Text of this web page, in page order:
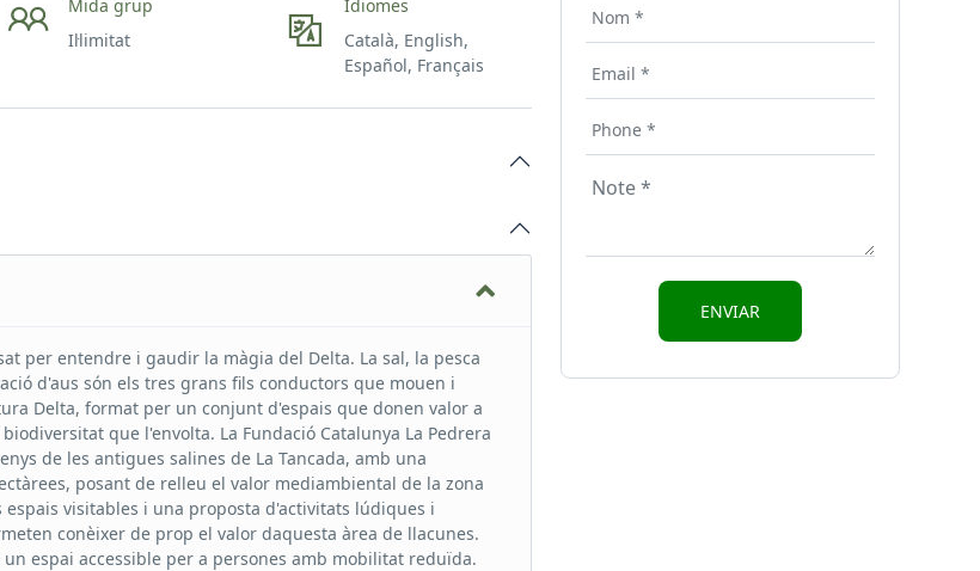
Mida grup
Il·limitat
Idiomes
Català, English,
Español, Français
per entendre i gaudir la màgia del Delta. La sal, la pesca
d'aus són els tres grans fils conductors que mouen i
Delta, format per un conjunt d'espais que donen valor a
que l'envolta. La Fundació Catalunya La Pedrera
de les antigues salines de La Tancada, amb una
posant de relleu el valor mediambiental de la zona
visitables i una proposta d'activitats lúdiques i
conèixer de prop el valor daquesta àrea de llacunes.
espai accessible per a persones amb mobilitat reduïda.